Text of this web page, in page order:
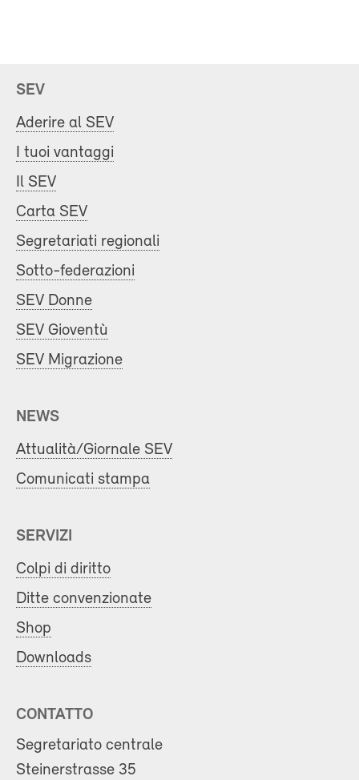
SEV
Aderire al SEV
I tuoi vantaggi
Il SEV
Carta SEV
Segretariati regionali
Sotto-federazioni
SEV Donne
SEV Gioventù
SEV Migrazione
NEWS
Attualità/Giornale SEV
Comunicati stampa
SERVIZI
Colpi di diritto
Ditte convenzionate
Shop
Downloads
CONTATTO
Segretariato centrale
Steinerstrasse 35